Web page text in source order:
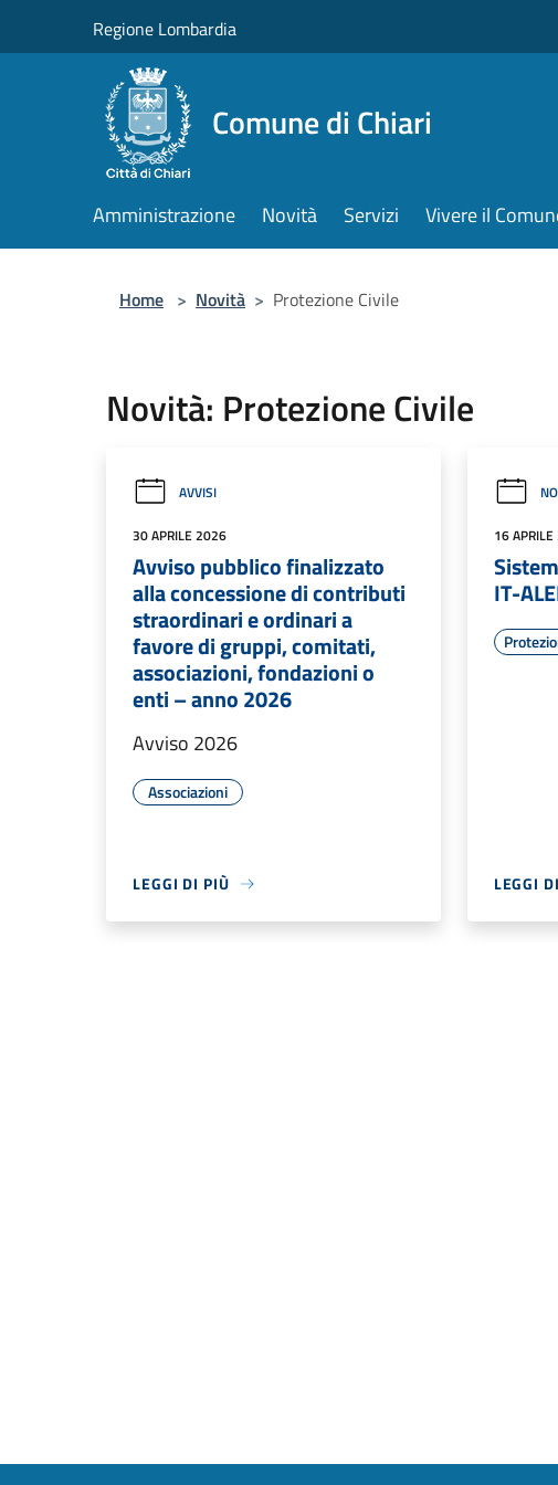
Regione Lombardia
Comune di Chiari
Amministrazione Novità Servizi Vivere il
Home > Novità > Protezione Civile
Novità: Protezione Civile
AVVISI
30 APRILE 2026
Avviso pubblico finalizzato
alla concessione di contributi
straordinari e ordinari a
favore di gruppi, comitati,
associazioni, fondazioni o
enti – anno 2026
Avviso 2026
Associazioni
LEGGI DI PIÙ
16
IT-
LEGGI